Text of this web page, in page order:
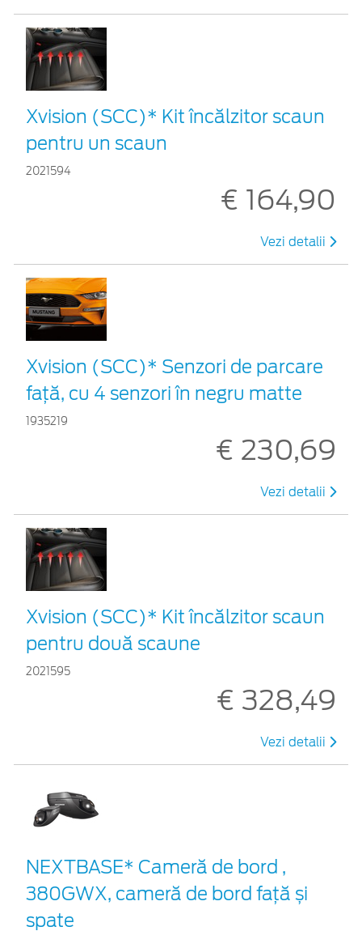
Xvision (SCC)* Kit încălzitor scaun
pentru un scaun
2021594
€ 164,90
Vezi detalii
Xvision (SCC)* Senzori de parcare
faţă, cu 4 senzori în negru matte
1935219
€ 230,69
Vezi detalii
Xvision (SCC)* Kit încălzitor scaun
pentru două scaune
2021595
€ 328,49
Vezi detalii
NEXTBASE* Cameră de bord ,
380GWX, cameră de bord față și
spate